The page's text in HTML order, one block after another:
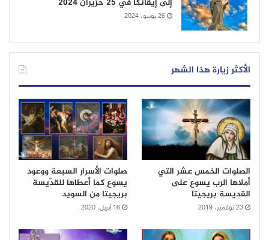
26 يونيو، 2024
الأكثر زيارة هذا الشهر
الصلوات الخمس عشر التي
أملاها الرب يسوع على
القديسة بريجيتا
23 نوفمبر، 2019
صلوات الأسرار السبعة ووعود
يسوع كما أعطاها للقدّيسة
بريجيتا من السويد
16 أبريل، 2020